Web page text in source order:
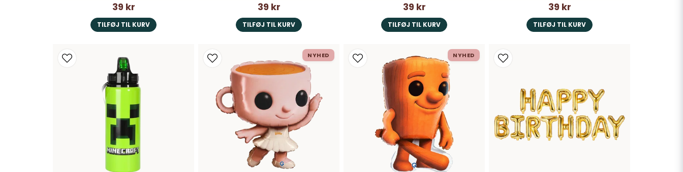
39 kr
TILFØJ TIL KURV
39 kr
TILFØJ TIL KURV
39 kr
TILFØJ TIL KURV
39 kr
TILFØJ TIL KURV
NYHED NYHED